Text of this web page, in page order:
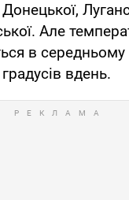
Але
в
вдень.